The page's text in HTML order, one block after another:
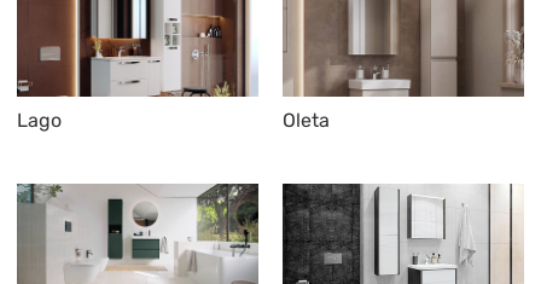
Lago Oleta